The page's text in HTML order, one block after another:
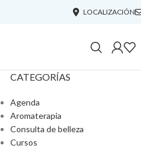
LOCALIZACIÓN
CATEGORÍAS
Agenda
Aromaterapia
Consulta de belleza
Cursos